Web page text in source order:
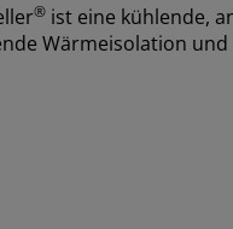
® ist eine kühlende,
Wärmeisolation und